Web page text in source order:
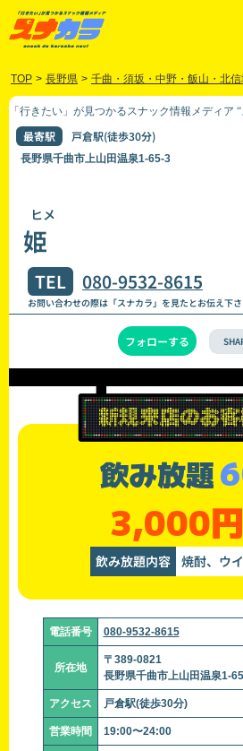
TOP > 長野県 > 千曲・須坂・中野・飯山・北
「行きたい」が見つかるスナック情報メディア
最寄駅 戸倉駅(徒歩30分)
長野県千曲市上山田温泉1-65-3
ヒメ
姫
TEL 080-9532-8615
お問い合わせの際は「スナカラ」を見たとお伝え下
フォローする
飲み放題
3,000円
飲み放題内容 焼酎、ウ
電話番号 080-9532-8615
所在地
〒389-0821
長野県千曲市上山田温泉1-
アクセス 戸倉駅(徒歩30分)
営業時間 19:00〜24:00